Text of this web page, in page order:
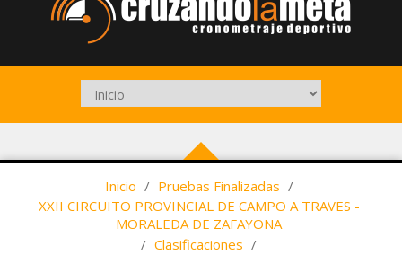
Inicio / Pruebas Finalizadas /
XXII CIRCUITO PROVINCIAL DE CAMPO A TRAVES -
MORALEDA DE ZAFAYONA
/ Clasificaciones /